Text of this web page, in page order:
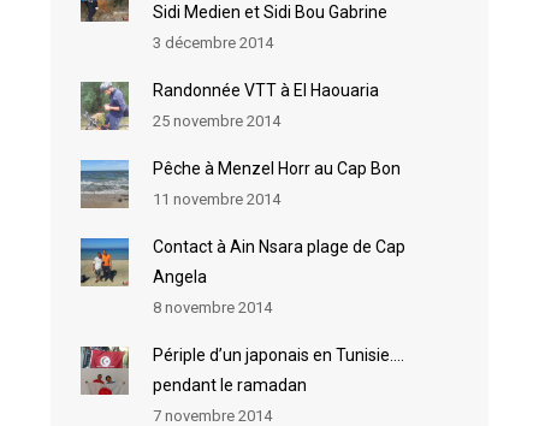
Sidi Medien et Sidi Bou Gabrine
3 décembre 2014
Randonnée VTT à El Haouaria
25 novembre 2014
Pêche à Menzel Horr au Cap Bon
11 novembre 2014
Contact à Ain Nsara plage de Cap
Angela
8 novembre 2014
Périple d’un japonais en Tunisie….
pendant le ramadan
7 novembre 2014